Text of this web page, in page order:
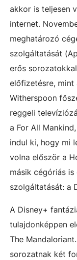
akkor is teljesen
internet.
meghatározó
szolgáltatását
erős
előfizetésre, mint
Witherspoon
reggeli
a For All
indul ki, hogy mi
volna először a
másik cégóriás
szolgáltatását: a
A Disney+
tulajdonképpen
The
sorozatnak két